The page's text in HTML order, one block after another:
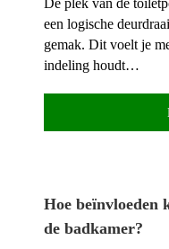
een logische
gemak.​ Dit voelt je
indeling houdt…
Hoe beïnvloeden
de badkamer?